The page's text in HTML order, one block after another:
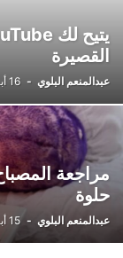
القصيرة
عبدالمنعم البلوي - 16 أبريل، 2026
حلوة
عبدالمنعم البلوي - 15 أبريل، 2026